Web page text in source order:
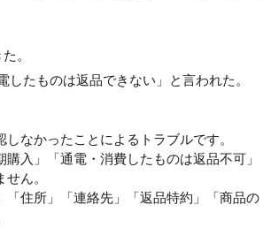
。
たものは返品できない」と言われた。
なかったことによるトラブルです。
入」「通電・消費したものは返品不可」
ん。
住所」「連絡先」「返品特約」「商品の